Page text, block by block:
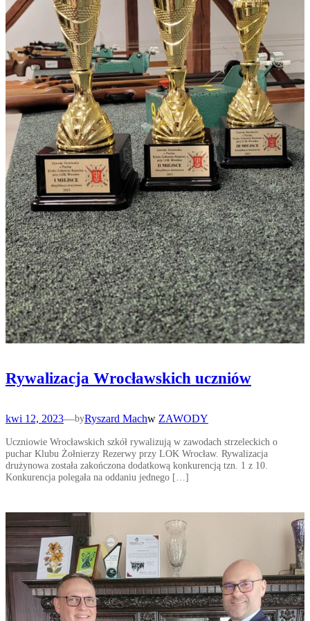
Rywalizacja Wrocławskich uczniów
kwi 12, 2023—byRyszard Machw ZAWODY
Uczniowie Wrocławskich szkół rywalizują w zawodach strzeleckich o
puchar Klubu Żołnierzy Rezerwy przy LOK Wrocław. Rywalizacja
drużynowa została zakończona dodatkową konkurencją tzn. 1 z 10.
Konkurencja polegała na oddaniu jednego […]